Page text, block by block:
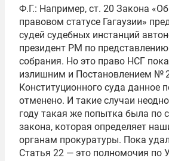
Ф.Г.: Например, ст. 20 Закона
правовом статусе Гагаузии»
судей судебных инстанций
президент РМ по
собрания. Но это право НСГ
излишним и Постановлением №
Конституционного суда данное
отменено. И такие случаи
году такая же попытка была по
закона, которая определяет
органам прокуратуры. Пока
Статья 22 — это полномочия по